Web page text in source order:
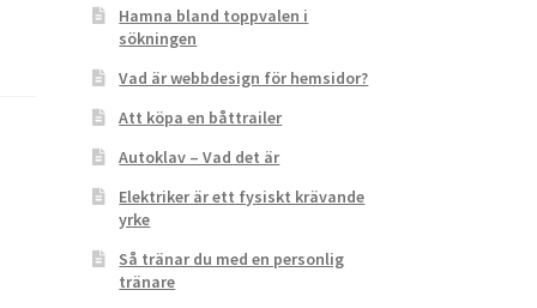
Hamna bland toppvalen i
sökningen
Vad är webbdesign för hemsidor?
Att köpa en båttrailer
Autoklav – Vad det är
Elektriker är ett fysiskt krävande
yrke
Så tränar du med en personlig
tränare